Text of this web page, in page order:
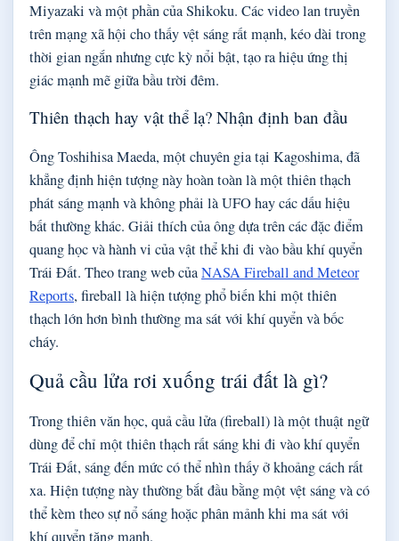
Miyazaki và một phần của Shikoku. Các video lan truyền
trên mạng xã hội cho thấy vệt sáng rất mạnh, kéo dài trong
thời gian ngắn nhưng cực kỳ nổi bật, tạo ra hiệu ứng thị
giác mạnh mẽ giữa bầu trời đêm.
Thiên thạch hay vật thể lạ? Nhận định ban đầu
Ông Toshihisa Maeda, một chuyên gia tại Kagoshima, đã
khẳng định hiện tượng này hoàn toàn là một thiên thạch
phát sáng mạnh và không phải là UFO hay các dấu hiệu
bất thường khác. Giải thích của ông dựa trên các đặc điểm
quang học và hành vi của vật thể khi đi vào bầu khí quyển
Trái Đất. Theo trang web củaNASA Fireball and Meteor
Reports, fireball là hiện tượng phổ biến khi một thiên
thạch lớn hơn bình thường ma sát với khí quyển và bốc
cháy.
Quả cầu lửa rơi xuống trái đất là gì?
Trong thiên văn học, quả cầu lửa (fireball) là một thuật ngữ
dùng để chỉ một thiên thạch rất sáng khi đi vào khí quyển
Trái Đất, sáng đến mức có thể nhìn thấy ở khoảng cách rất
xa. Hiện tượng này thường bắt đầu bằng một vệt sáng và có
thể kèm theo sự nổ sáng hoặc phân mảnh khi ma sát với
khí quyển tăng mạnh.